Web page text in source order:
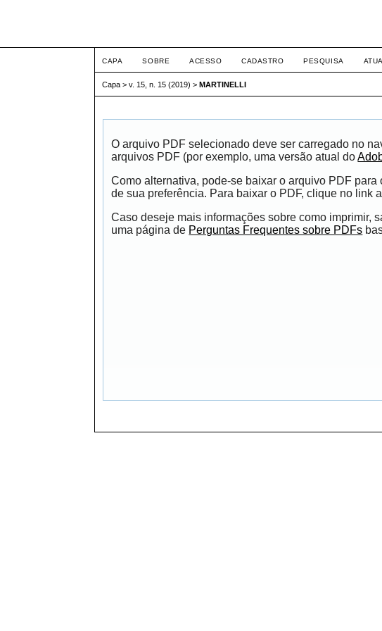
CAPA SOBRE ACESSO CADASTRO PESQUISA
Capa >v. 15, n. 15 (2019) >MARTINELLI
O arquivo PDF selecionado deve ser carregado no
arquivos PDF (por exemplo, uma versão atual do
Como alternativa, pode-se baixar o arquivo PDF
de sua preferência. Para baixar o PDF, clique no link
Caso deseje mais informações sobre como imprimir,
uma página de Perguntas Frequentes sobre PDFs